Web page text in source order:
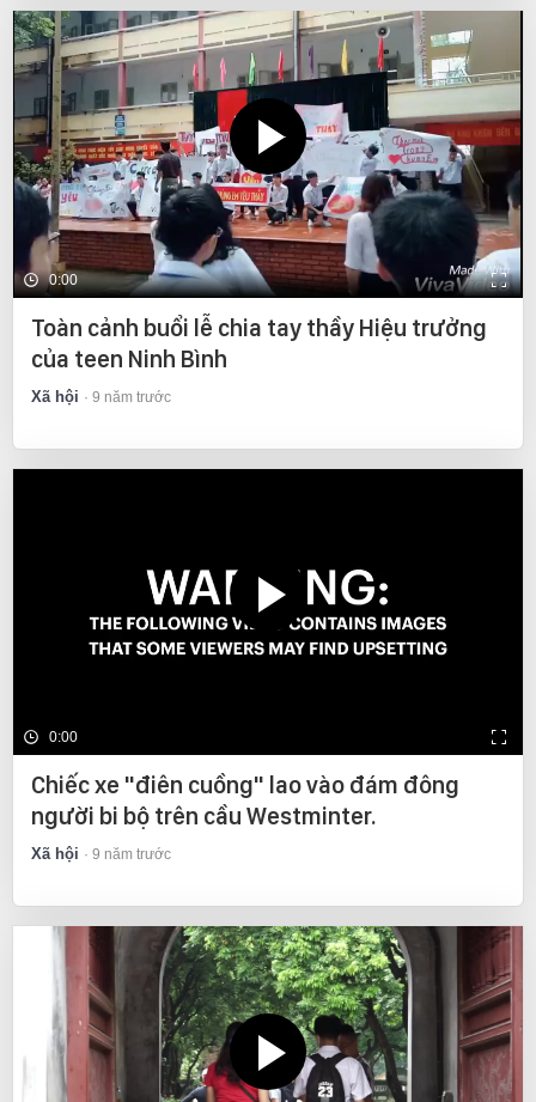
0:00
Toàn cảnh buổi lễ chia tay thầy Hiệu trưởng
của teen Ninh Bình
Xã hội 9 năm trước
0:00
Chiếc xe "điên cuồng" lao vào đám đông
người bi bộ trên cầu Westminter.
Xã hội 9 năm trước